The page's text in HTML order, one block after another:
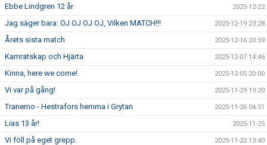
Ebbe Lindgren 12 år 2025-12-22
Jag säger bara: OJ OJ OJ OJ, Vilken MATCH!!! 2025-12-19 23:28
Årets sista match 2025-12-16 20:59
Kamratskap och Hjärta 2025-12-07 14:46
Kinna, here we come! 2025-12-05 20:00
Vi var på gång! 2025-11-29 19:20
Tranemo - Hestrafors hemma i Grytan 2025-11-26 04:51
Lias 13 år! 2025-11-25
Vi föll på eget grepp. 2025-11-22 13:40